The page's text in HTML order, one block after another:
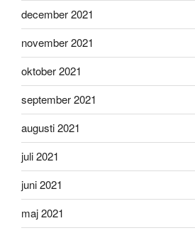
december 2021
november 2021
oktober 2021
september 2021
augusti 2021
juli 2021
juni 2021
maj 2021